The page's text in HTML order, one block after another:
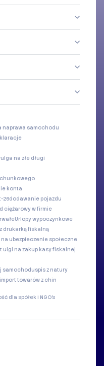
naprawa samochodu
ulga na złe długi
konta
26dodawanie pojazdu
ciężarowy w firmie
Urlopy wypoczynkowe
drukarką fiskalną
na ubezpieczenie społeczne
ulgi na zakup kasy fiskalnej
samochoduspis z natury
import towarów z chin
dla spółek i NGO's